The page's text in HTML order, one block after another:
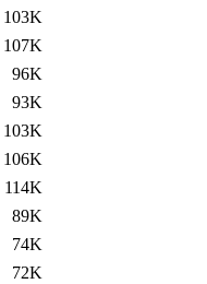
103K
107K
96K
93K
103K
106K
114K
89K
74K
72K